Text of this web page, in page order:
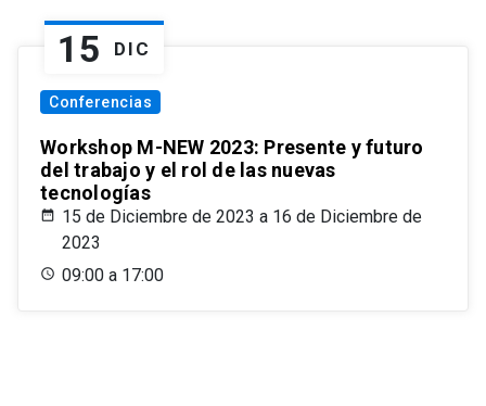
15 DIC
Conferencias
Workshop M-NEW 2023: Presente y futuro
del trabajo y el rol de las nuevas
tecnologías
15 de Diciembre de 2023 a 16 de Diciembre de
2023
09:00 a 17:00